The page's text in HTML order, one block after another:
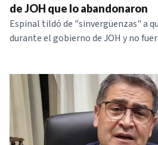
de JOH que lo abandonaron
Espinal tildó de "sinvergüenzas" a
durante el gobierno de JOH y no